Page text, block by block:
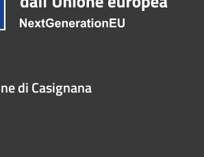
di Casignana